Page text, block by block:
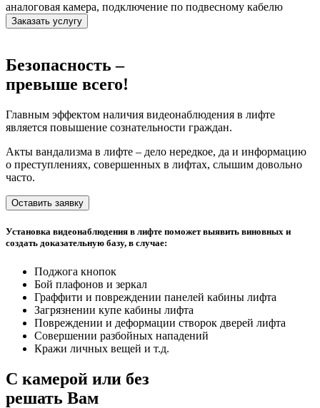
аналоговая камера, подключение по подвесному кабелю
Заказать услугу
Безопасность –
превыше всего!
Главным эффектом наличия видеонаблюдения в лифте
является повышение сознательности граждан.
Акты вандализма в лифте – дело нередкое, да и информацию
о преступлениях, совершенных в лифтах, слышим довольно
часто.
Оставить заявку
Установка видеонаблюдения в лифте поможет выявить виновных и
создать доказательную базу, в случае:
Поджога кнопок
Бой плафонов и зеркал
Граффити и повреждении панелей кабины лифта
Загрязнении купе кабины лифта
Повреждении и деформации створок дверей лифта
Совершении разбойных нападений
Кражи личных вещей и т.д.
С камерой или без
решать Вам